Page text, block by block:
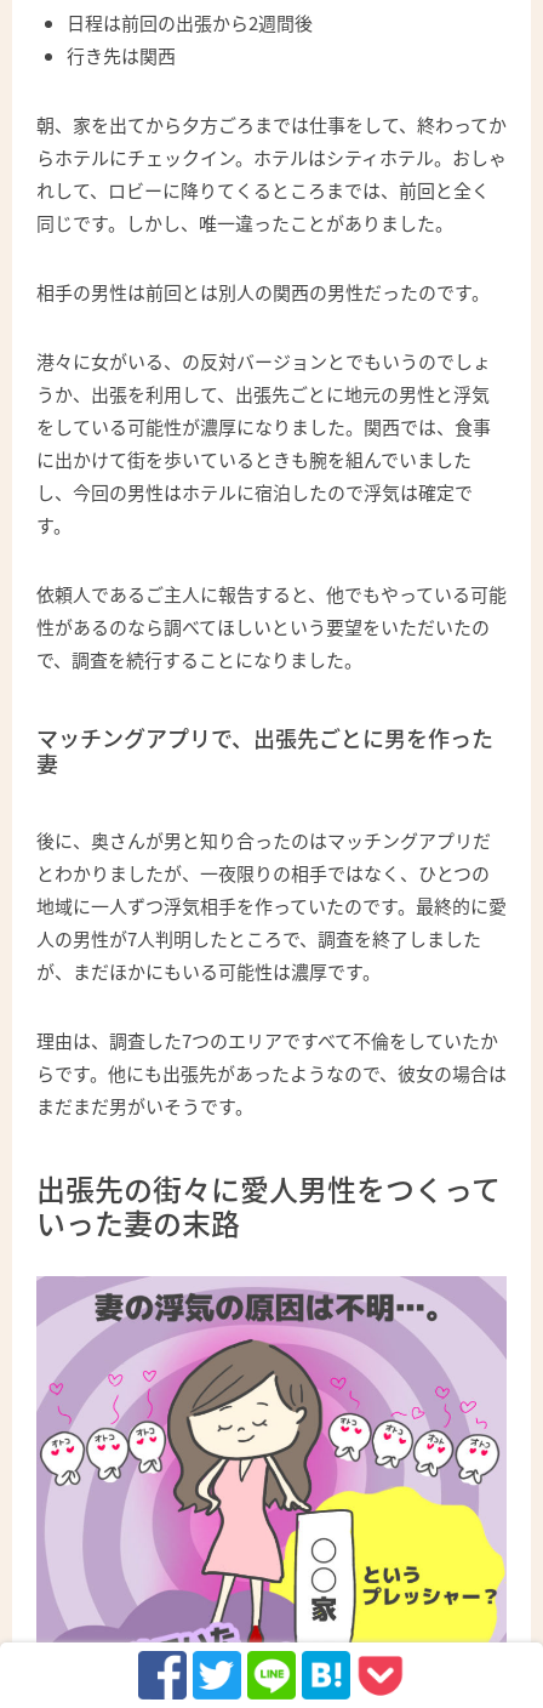
日程は前回の出張から2週間後
行き先は関西
朝、家を出てから夕方ごろまでは仕事をして、終わってか
らホテルにチェックイン。ホテルはシティホテル。おしゃ
れして、ロビーに降りてくるところまでは、前回と全く
同じです。しかし、唯一違ったことがありました。
相手の男性は前回とは別人の関西の男性だったのです。
港々に女がいる、の反対バージョンとでもいうのでしょ
うか、出張を利用して、出張先ごとに地元の男性と浮気
をしている可能性が濃厚になりました。関西では、食事
に出かけて街を歩いているときも腕を組んでいました
し、今回の男性はホテルに宿泊したので浮気は確定で
す。
依頼人であるご主人に報告すると、他でもやっている可能
性があるのなら調べてほしいという要望をいただいたの
で、調査を続行することになりました。
マッチングアプリで、出張先ごとに男を作った
妻
後に、奥さんが男と知り合ったのはマッチングアプリだ
とわかりましたが、一夜限りの相手ではなく、ひとつの
地域に一人ずつ浮気相手を作っていたのです。最終的に愛
人の男性が7人判明したところで、調査を終了しました
が、まだほかにもいる可能性は濃厚です。
理由は、調査した7つのエリアですべて不倫をしていたか
らです。他にも出張先があったようなので、彼女の場合は
まだまだ男がいそうです。
出張先の街々に愛人男性をつくって
いった妻の末路